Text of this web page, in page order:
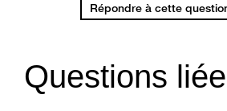
Répondre à cette
Questions